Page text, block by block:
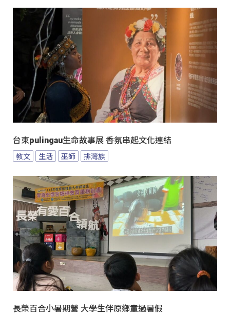
台東pulingau生命故事展 香氛串起文化連結
教文 生活 巫師 排灣族
長榮百合小暑期營 大學生伴原鄉童過暑假